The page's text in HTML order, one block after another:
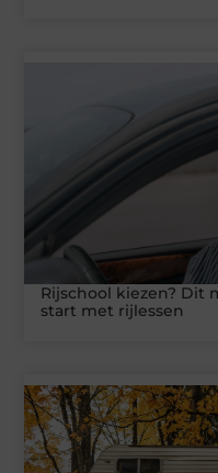
Rijschool kiezen? Dit
start met rijlessen